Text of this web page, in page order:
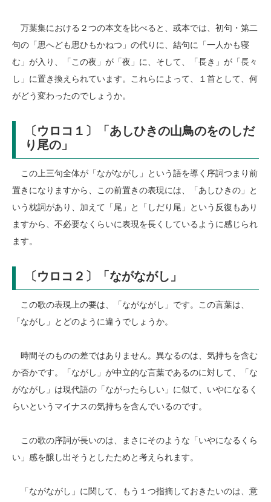
万葉集における２つの本文を比べると、或本では、初句・第二
句の「思へども思ひもかねつ」の代りに、結句に「一人かも寝
む」が入り、「この夜」が「夜」に、そして、「長き」が「長々
し」に置き換えられています。これらによって、１首として、何
がどう変わったのでしょうか。
〔ウロコ１〕「あしひきの山鳥のをのしだ
り尾の」
この上三句全体が「ながながし」という語を導く序詞つまり前
置きになりますから、この前置きの表現には、「あしひきの」と
いう枕詞があり、加えて「尾」と「しだり尾」という反復もあり
ますから、不必要なくらいに表現を長くしているように感じられ
ます。
〔ウロコ２〕「ながながし」
この歌の表現上の要は、「ながながし」です。この言葉は、
「ながし」とどのように違うでしょうか。
時間そのものの差ではありません。異なるのは、気持ちを含む
か否かです。「ながし」が中立的な言葉であるのに対して、「な
がながし」は現代語の「ながったらしい」に似て、いやになるく
らいというマイナスの気持ちを含んでいるのです。
この歌の序詞が長いのは、まさにそのような「いやになるくら
い」感を醸し出そうとしたためと考えられます。
「ながながし」に関して、もう１つ指摘しておきたいのは、意